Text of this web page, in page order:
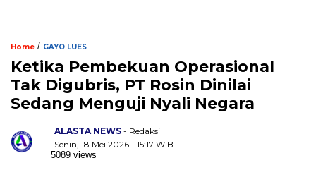
Home / GAYO LUES
Ketika Pembekuan Operasional
Tak Digubris, PT Rosin Dinilai
Sedang Menguji Nyali Negara
ALASTA NEWS - Redaksi
Senin, 18 Mei 2026 - 15:17 WIB
5089 views